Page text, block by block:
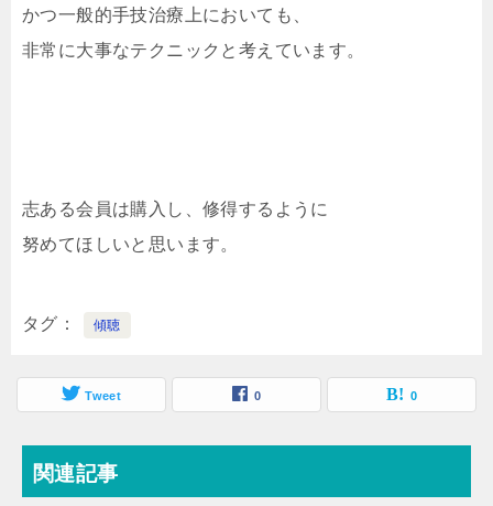
かつ一般的手技治療上においても、
非常に大事なテクニックと考えています。
志ある会員は購入し、修得するように
努めてほしいと思います。
タグ 傾聴
Tweet 0 0
関連記事